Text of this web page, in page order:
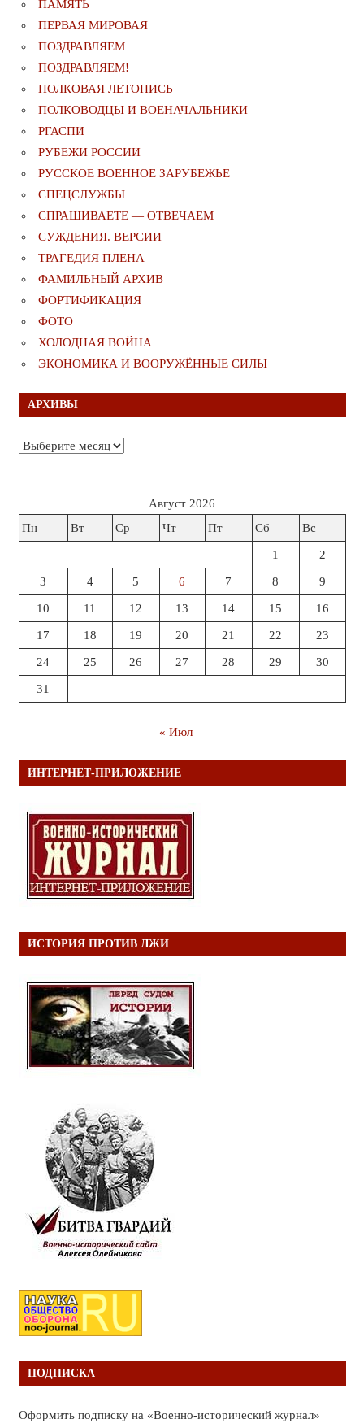
ПАМЯТЬ
ПЕРВАЯ МИРОВАЯ
ПОЗДРАВЛЯЕМ
ПОЗДРАВЛЯЕМ!
ПОЛКОВАЯ ЛЕТОПИСЬ
ПОЛКОВОДЦЫ И ВОЕНАЧАЛЬНИКИ
РГАСПИ
РУБЕЖИ РОССИИ
РУССКОЕ ВОЕННОЕ ЗАРУБЕЖЬЕ
СПЕЦСЛУЖБЫ
СПРАШИВАЕТЕ — ОТВЕЧАЕМ
СУЖДЕНИЯ. ВЕРСИИ
ТРАГЕДИЯ ПЛЕНА
ФАМИЛЬНЫЙ АРХИВ
ФОРТИФИКАЦИЯ
ФОТО
ХОЛОДНАЯ ВОЙНА
ЭКОНОМИКА И ВООРУЖЁННЫЕ СИЛЫ
АРХИВЫ
Архивы
Август 2026
Пн
Вт Ср Чт Пт Сб Вс
1 2
3 4 5 6 7 8 9
10 11 12 13 14 15 16
17 18 19 20 21 22 23
24 25 26 27 28 29 30
31
« Июл
ИНТЕРНЕТ-ПРИЛОЖЕНИЕ
ИСТОРИЯ ПРОТИВ ЛЖИ
ПОДПИСКА
Оформить подписку на «Военно-исторический журнал»